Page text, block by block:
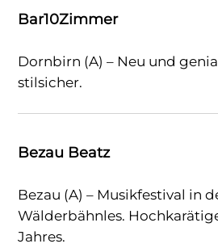
Bar10Zimmer
Dornbirn (A) – Neu und
stilsicher.
Bezau Beatz
Bezau (A) – Musikfestival in
Wälderbähnles.
Jahres.